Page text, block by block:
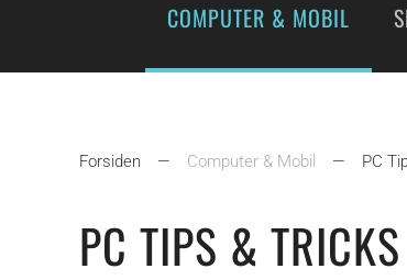
COMPUTER & MOBIL
Forsiden Computer & Mobil PC
PC TIPS & TRICKS